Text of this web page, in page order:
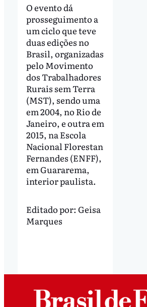
O evento dá
prosseguimento a
um ciclo que teve
duas edições no
Brasil, organizadas
pelo Movimento
dos Trabalhadores
Rurais sem Terra
(MST), sendo uma
em 2004, no Rio de
Janeiro, e outra em
2015, na Escola
Nacional Florestan
Fernandes (ENFF),
em Guararema,
interior paulista.
Editado por: Geisa
Marques